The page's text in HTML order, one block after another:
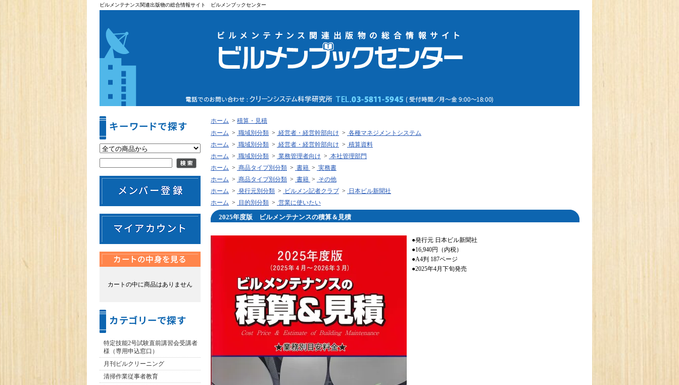
ビルメンテナンス関連出版物の総合情報サイト ビルメンブックセンター
カートの中に商品はありません
特定技能2号試験直前講習会受講者
様（専用申込窓口）
月刊ビルクリーニング
清掃作業従事者教育
ホーム > 積算・見積
ホーム > 職域別分類 > 経営者・経営幹部向け > 各種マネジメントシステム
ホーム > 職域別分類 > 経営者・経営幹部向け > 積算資料
ホーム > 職域別分類 > 業務管理者向け > 本社管理部門
ホーム > 商品タイプ別分類 > 書籍 > 実務書
ホーム > 商品タイプ別分類 > 書籍 > その他
ホーム > 発行元別分類 > ビルメン記者クラブ >
日本ビル新聞社
ホーム > 目的別分類 > 営業に使いたい
2025年度版 ビルメンテナンスの積算＆見積
●発行元 日本ビル新聞社
●16,940円（内税）
●A4判 187ページ
●2025年4月下旬発売